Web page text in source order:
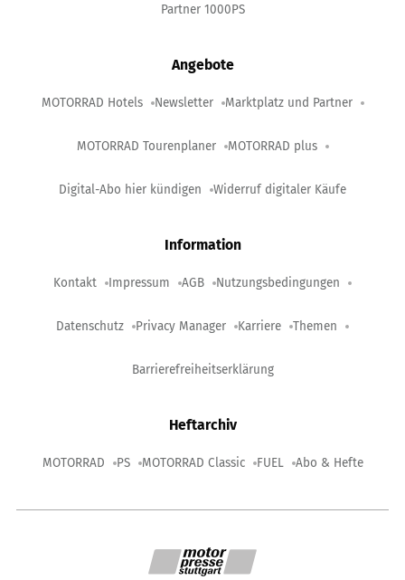
Partner 1000PS
Angebote
MOTORRAD Hotels Newsletter Marktplatz und Partner
MOTORRAD Tourenplaner MOTORRAD plus
Digital-Abo hier kündigen Widerruf digitaler Käufe
Information
Kontakt Impressum AGB Nutzungsbedingungen
Datenschutz Privacy Manager Karriere Themen
Barrierefreiheitserklärung
Heftarchiv
MOTORRAD PS MOTORRAD Classic FUEL Abo & Hefte